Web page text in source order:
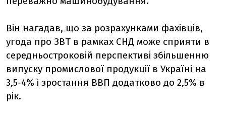
Він нагадав, що за розрахунками фахівців,
угода про ЗВТ в рамках СНД може сприяти в
середньостроковій перспективі збільшенню
випуску промислової продукції в Україні на
3,5-4% і зростання ВВП додатково до 2,5% в
рік.